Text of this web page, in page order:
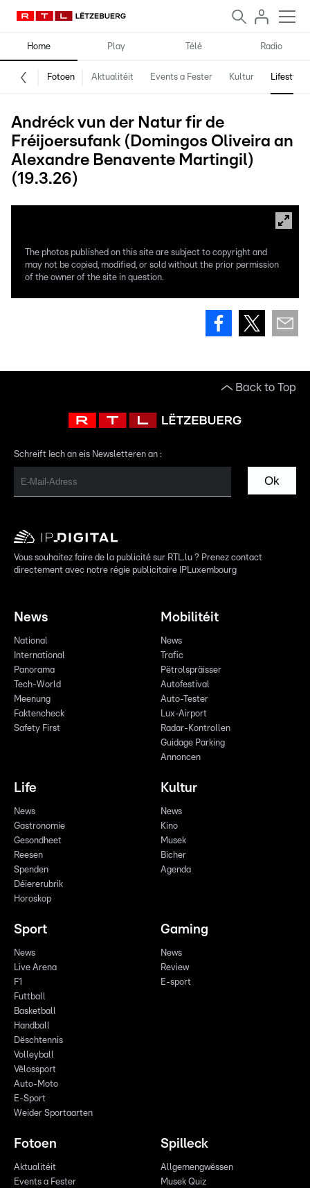
Home Play Télé Radio
Fotoen Aktualitéit Events a Fester Kultur Lifestyle
Andréck vun der Natur fir de
Fréijoersufank (Domingos Oliveira an
Alexandre Benavente Martingil)
(19.3.26)
The photos published on this site are subject to copyright and
may not be copied, modified, or sold without the prior permission
of the owner of the site in question.
Back to Top
Schreift Iech an eis Newsletteren an :
Ok
Vous souhaitez faire de la publicité sur RTL.lu ? Prenez contact
directement avec notre régie publicitaire IPLuxembourg
News
National
International
Panorama
Tech-World
Meenung
Faktencheck
Safety First
Mobilitéit
News
Trafic
Pëtrolspräisser
Autofestival
Auto-Tester
Lux-Airport
Radar-Kontrollen
Guidage Parking
Annoncen
Life
News
Gastronomie
Gesondheet
Reesen
Spenden
Déiererubrik
Horoskop
Kultur
News
Kino
Musek
Bicher
Agenda
Sport
News
Live Arena
F1
Futtball
Basketball
Handball
Dëschtennis
Volleyball
Vëlossport
Auto-Moto
E-Sport
Weider Sportaarten
Gaming
News
Review
E-sport
Fotoen
Aktualitéit
Events a Fester
Spilleck
Allgemengwëssen
Musek Quiz